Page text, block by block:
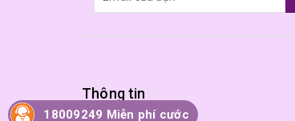
Thông tin
18009249 Miễn phí cước